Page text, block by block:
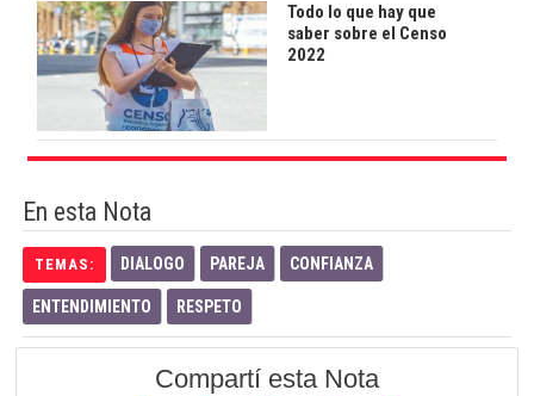
Todo lo que hay que
saber sobre el Censo
2022
En esta Nota
TEMAS: DIALOGO PAREJA CONFIANZA
ENTENDIMIENTO RESPETO
Compartí esta Nota